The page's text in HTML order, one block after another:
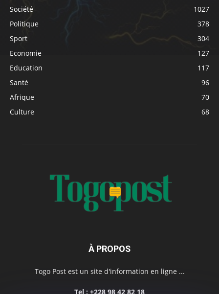
Société
1027
Politique
378
Sport
304
Economie
127
Education
117
Santé
96
Afrique
70
Culture
68
À PROPOS
Togo Post est un site d'information en ligne ...
Tel : +228 98 42 82 18